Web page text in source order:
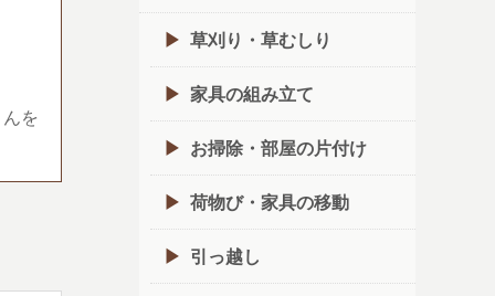
を
草刈り・草むしり
家具の組み立て
お掃除・部屋の片付け
荷物び・家具の移動
引っ越し